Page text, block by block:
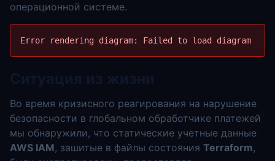
операционной системе.
Error rendering diagram: Failed to load diagram
Ситуация из жизни
Во время кризисного реагирования на нарушение
безопасности в глобальном обработчике платежей
мы обнаружили, что статические учетные данные
AWS IAM, зашитые в файлы состояния Terraform,